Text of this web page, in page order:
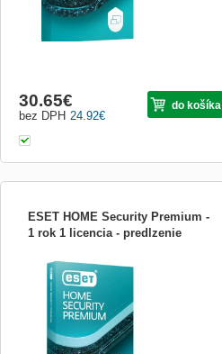
24.92€
bez DPH
30.65€ do košíka
ESET HOME Security Premium -
1 rok 1 licencia - predlzenie
ESET HOME Security Premium
Komplexná Ochrana pre Digitálny Život
ESET HOME Security Premium poskytuje
rozšírenú ochranu pre váš digitálny život
na PC, macOS, smartfónoch alebo
tabletoch, pridávajúc pokročilé funkcie k
základnej ochrane. Hlavné Funkcie